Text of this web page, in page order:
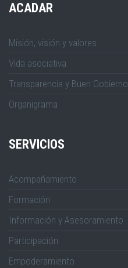
ACADAR
Misión, visión y valores
Vida asociativa
Transparencia y Buen Gobierno
Organigrama
SERVICIOS
Acompañamiento
Formación
Información y Asesoramiento
Participación
Empoderamiento